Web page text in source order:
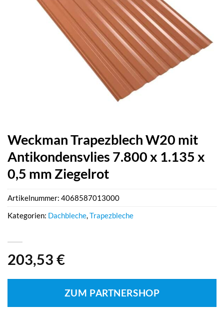
Weckman Trapezblech W20 mit
Antikondensvlies 7.800 x 1.135 x
0,5 mm Ziegelrot
203,53 €
ZUM PARTNERSHOP
Artikelnummer: 4068587013000
Kategorien: Dachbleche,Trapezbleche